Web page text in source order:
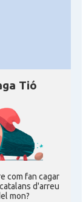
Tió
com fan cagar
d'arreu
mon?